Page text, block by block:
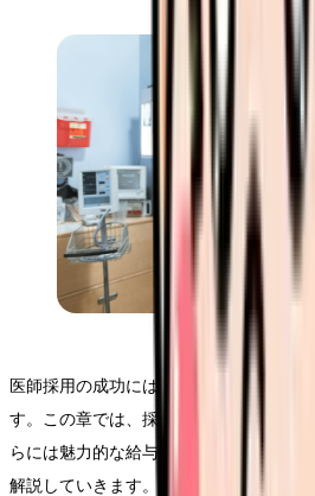
医師採用の成功には、綿密な計画立案
す。この章では、採用要件の明確化から
らには魅力的な給与体系の設計まで、
解説していきます。